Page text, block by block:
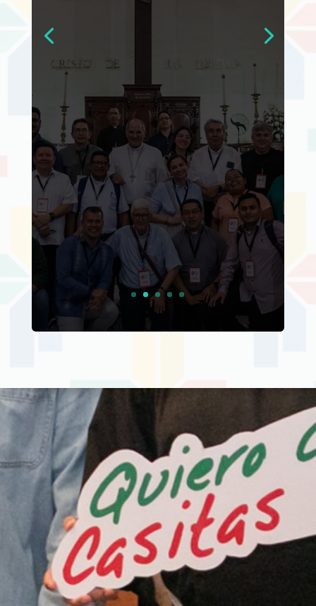
participan en un espacio de
formación, comunión y
fortalecimiento impulsado
por la CEPCOM rumbo a su
50.º aniversario
Leer más